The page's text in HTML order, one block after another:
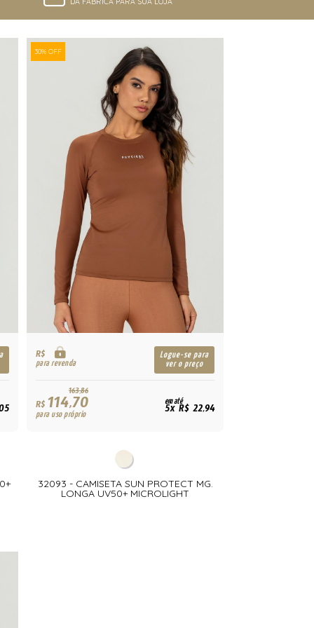
30% OFF
R$
para revenda
Logue-se para
ver o preço
163,86
R$114,70
para uso próprio
em até
5x R$ 22,94
32093 - CAMISETA SUN PROTECT MG.
LONGA UV50+ MICROLIGHT